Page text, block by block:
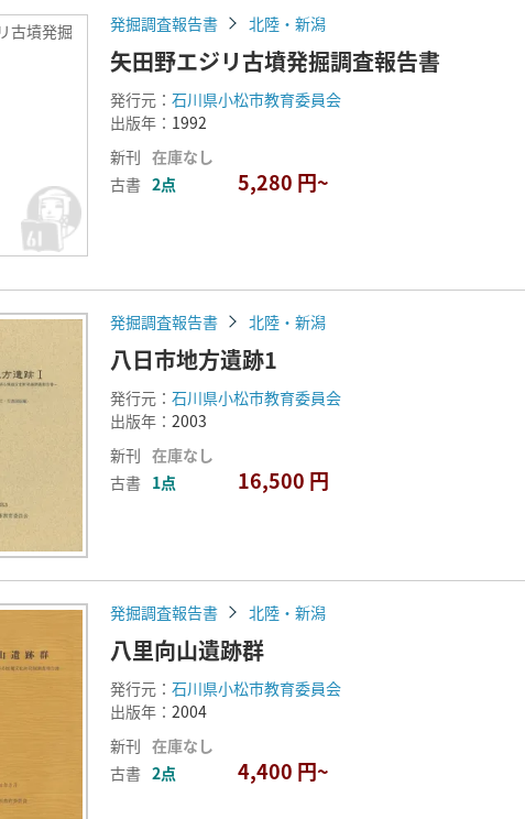
古墳発掘
発掘調査報告書 北陸・新潟
矢田野エジリ古墳発掘調査報告書
発行元： 石川県小松市教育委員会
出版年： 1992
新刊 在庫なし
古書 2点 5,280 円~
発掘調査報告書 北陸・新潟
八日市地方遺跡1
発行元： 石川県小松市教育委員会
出版年： 2003
新刊 在庫なし
古書 1点 16,500 円
発掘調査報告書 北陸・新潟
八里向山遺跡群
発行元： 石川県小松市教育委員会
出版年： 2004
新刊 在庫なし
古書 2点 4,400 円~